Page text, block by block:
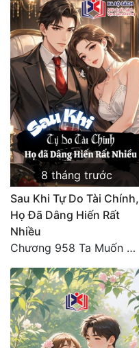
Phản Phái
Quan Trường
Quân Sự
Sảng Văn
Sắc
Sủng
Thanh Xuân
Tiên Hiệp
Tiểu Thuyết
Trinh Thám
Triều Đấu
Trùng Sinh
Trọng Sinh
8 tháng trước
Sau Khi Tự Do Tài Chính,
Họ Đã Dâng Hiến Rất
Nhiều
Chương 958 Ta Muốn Cùng Các Cô Vĩnh Viễn Ở Bên Nhau (2) Hết